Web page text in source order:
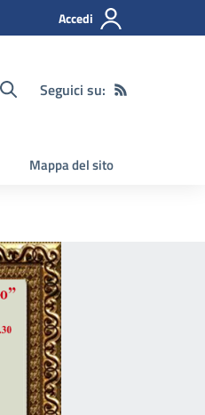
Accedi
Seguici su:
Mappa del sito